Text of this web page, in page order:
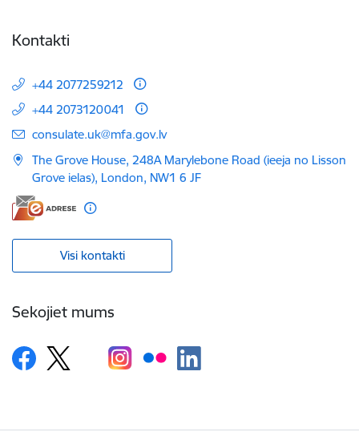
Kontakti
+44 2077259212
+44 2073120041
E-pasts:
consulate.uk@mfa.gov.lv
The Grove House, 248A Marylebone Road (ieeja no Lisson
Grove ielas), London, NW1 6 JF
Visi kontakti
Sekojiet mums